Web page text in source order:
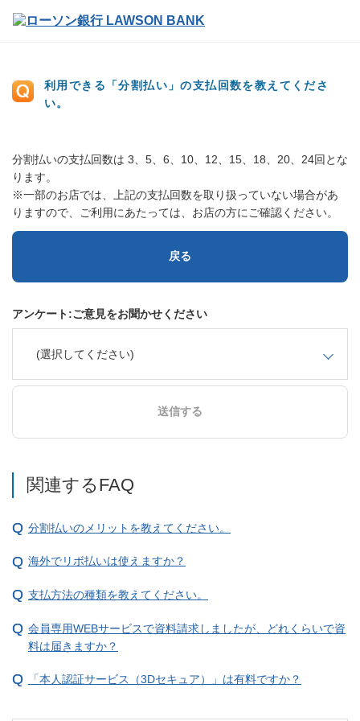
利用できる「分割払い」の支払回数を教えてくださ
い。
分割払いの支払回数は 3、5、6、10、12、15、18、20、24回とな
ります。
※一部のお店では、上記の支払回数を取り扱っていない場合があ
りますので、ご利用にあたっては、お店の方にご確認ください。
戻る
アンケート:ご意見をお聞かせください
(選択してください)
送信する
関連するFAQ
分割払いのメリットを教えてください。
海外でリボ払いは使えますか？
支払方法の種類を教えてください。
会員専用WEBサービスで資料請求しましたが、どれくらいで資
料は届きますか？
「本人認証サービス（3Dセキュア）」は有料ですか？